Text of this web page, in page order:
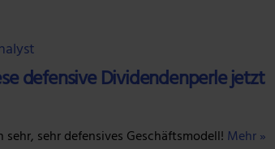
defensive Dividendenperle jetzt
sehr defensives Geschäftsmodell! Mehr »